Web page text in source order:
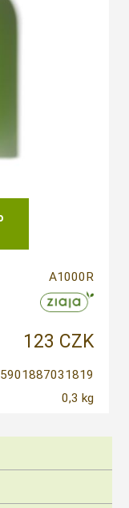
A1000R
123 CZK
5901887031819
0,3 kg